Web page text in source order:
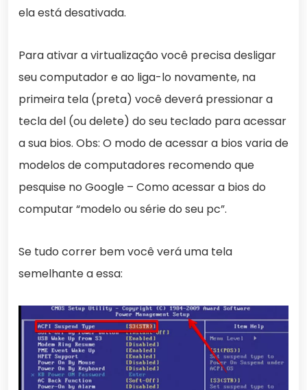
ela está desativada.
Para ativar a virtualização você precisa desligar
seu computador e ao liga-lo novamente, na
primeira tela (preta) você deverá pressionar a
tecla del (ou delete) do seu teclado para acessar
a sua bios. Obs: O modo de acessar a bios varia de
modelos de computadores recomendo que
pesquise no Google – Como acessar a bios do
computar “modelo ou série do seu pc”.
Se tudo correr bem você verá uma tela
semelhante a essa: